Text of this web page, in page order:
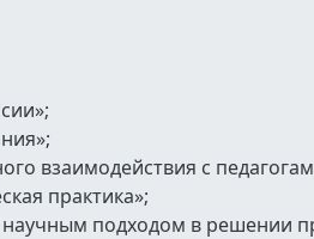
взаимодействия с
практика»;
научным подходом в решении